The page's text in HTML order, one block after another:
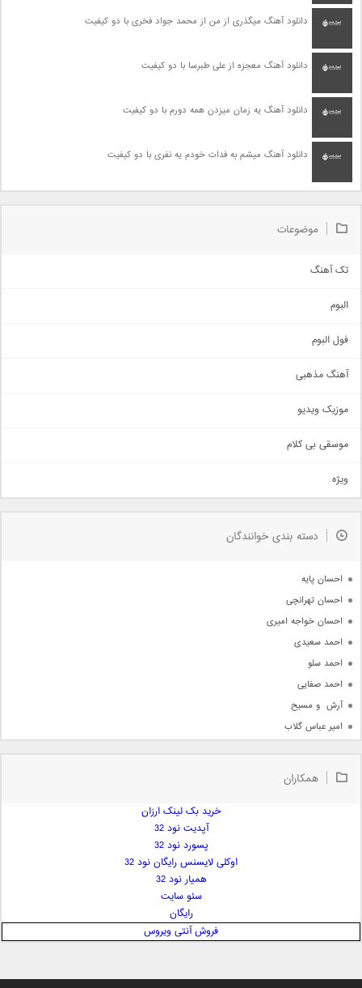
دانلود آهنگ میگذری از من از محمد جواد فخری با دو کیفیت
دانلود آهنگ معجزه از علی طبرسا با دو کیفیت
دانلود آهنگ یه زمان میزدن همه دورم با دو کیفیت
دانلود آهنگ میشم به فدات خودم یه نفری با دو کیفیت
موضوعات
تک آهنگ
اجتماعی
حماسی
سنتی
اهنگ بندرعباسی
دمو
مذهبی
جدیدترین ها
البوم
فول البوم
آهنگ مذهبی
موزیک ویدیو
موسقی بی کلام
ویژه
دسته بندی خوانندگان
احسان پایه
احسان تهرانچی
احسان خواجه امیری
احمد سعیدی
احمد سلو
احمد صفایی
آرش  و مسیح
امیر عباس گلاب
امیر علی
ایمان غلامی
بابک جهانبخش
همکاران
خرید بک لینک ارزان
آپدیت نود 32
پسورد نود 32
اوکلی لایسنس رایگان نود 32
همیار نود 32
سئو سایت
رایگان
فروش آنتی ویروس